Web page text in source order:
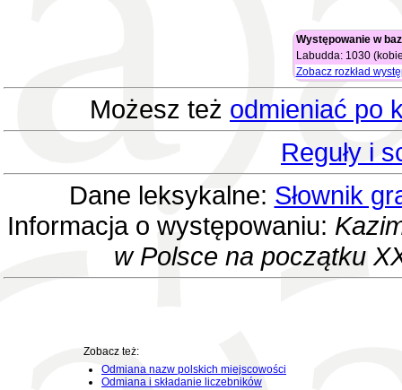
Występowanie w
Labudda: 1030
Zobacz rozkład
Możesz też odmieniać po
Reguły i
Dane leksykalne: Słownik
Informacja o występowaniu:
w Polsce na początku
Zobacz też:
Odmiana nazw polskich miejscowości
Odmiana i składanie liczebników